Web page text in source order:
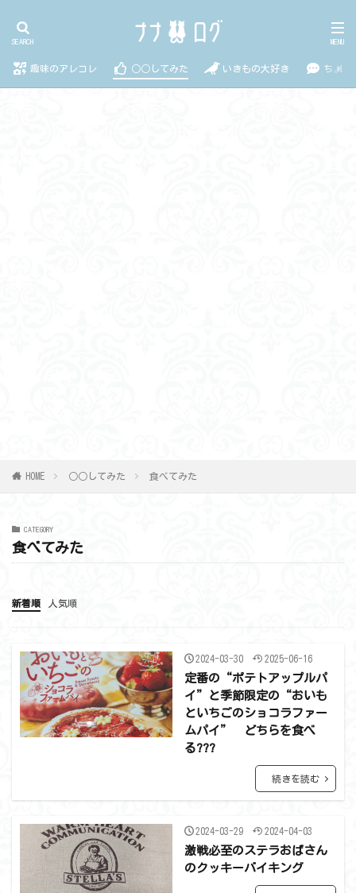
趣味のアレコレ ○○してみた いきもの大好き ちょっ
HOME ○○してみた 食べてみた
CATEGORY
食べてみた
新着順 人気順
2024-03-30 2025-06-16
定番の“ポテトアップルパ
イ”と季節限定の“おいも
といちごのショコラファー
ムパイ” どちらを食べ
る???
続きを読む
2024-03-29 2024-04-03
激戦必至のステラおばさん
のクッキーバイキング